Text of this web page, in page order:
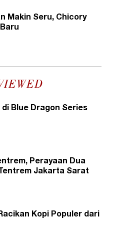
Makin Seru, Chicory
di Blue Dragon Series
Perayaan Dua
Jakarta Sarat
Kopi Populer dari